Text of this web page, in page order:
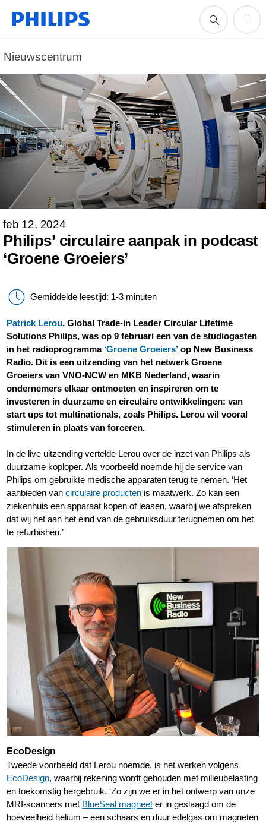
Nieuwscentrum
feb 12, 2024
Philips’ circulaire aanpak in podcast
‘Groene Groeiers’
Gemiddelde leestijd: 1-3 minuten
Patrick Lerou, Global Trade-in Leader Circular Lifetime
Solutions Philips, was op 9 februari een van de studiogasten
in het radioprogramma ‘Groene Groeiers’ op New Business
Radio. Dit is een uitzending van het netwerk Groene
Groeiers van VNO-NCW en MKB Nederland, waarin
ondernemers elkaar ontmoeten en inspireren om te
investeren in duurzame en circulaire ontwikkelingen: van
start ups tot multinationals, zoals Philips. Lerou wil vooral
stimuleren in plaats van forceren.
In de live uitzending vertelde Lerou over de inzet van Philips als
duurzame koploper. Als voorbeeld noemde hij de service van
Philips om gebruikte medische apparaten terug te nemen. ‘Het
aanbieden vancirculaire producten is maatwerk. Zo kan een
ziekenhuis een apparaat kopen of leasen, waarbij we afspreken
dat wij het aan het eind van de gebruiksduur terugnemen om het
te refurbishen.’
EcoDesign
Tweede voorbeeld dat Lerou noemde, is het werken volgens
EcoDesign, waarbij rekening wordt gehouden met milieubelasting
en toekomstig hergebruik. ‘Zo zijn we er in het ontwerp van onze
MRI-scanners met BlueSeal magneet er in geslaagd om de
hoeveelheid helium – een schaars en duur edelgas om magneten